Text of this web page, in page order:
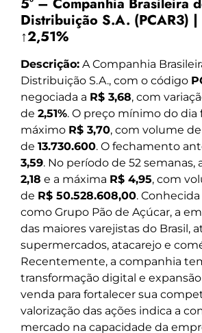
5º – Companhia Brasileira
Distribuição S.A. (PCAR3)
↑2,51%
Descrição: A Companhia
Distribuição S.A., com o código
negociada a R$ 3,68, com
de 2,51%. O preço mínimo do dia
máximo R$ 3,70, com volume
de 13.730.600. O fechamento
3,59. No período de 52 semanas,
2,18 e a máxima R$ 4,95, com
de R$ 50.528.608,00.
como Grupo Pão de Açúcar, a
das maiores varejistas do Brasil,
supermercados, atacarejo e
Recentemente, a companhia
transformação digital e
venda para fortalecer sua
valorização das ações indica a
mercado na capacidade da